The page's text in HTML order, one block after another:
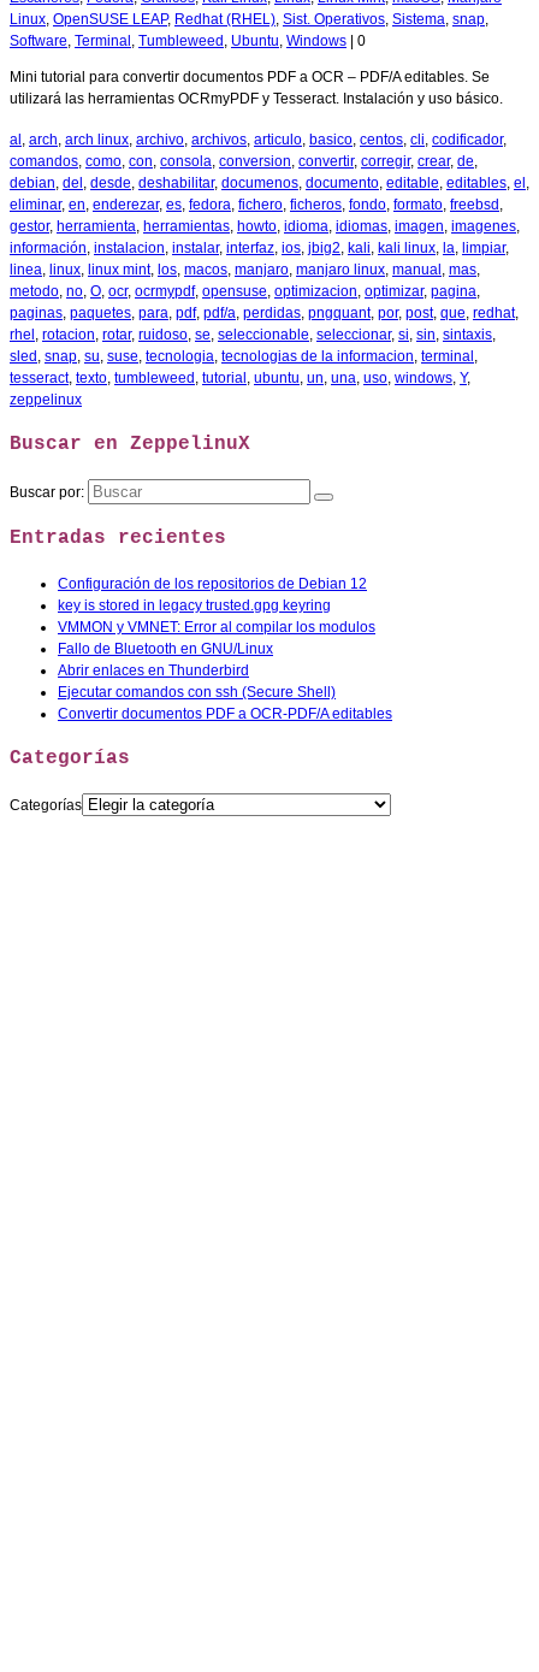
Linux, OpenSUSE LEAP, Redhat (RHEL), Sist. Operativos, Sistema, snap,
Software, Terminal , Tumbleweed , Ubuntu, Windows 0
Mini tutorial para convertir documentos PDF a OCR – PDF/A editables. Se
utilizará las herramientas OCRmyPDF y Tesseract. Instalación y uso básico.
al , arch, arch linux, archivo, archivos, articulo, basico, centos, cli, codificador,
comandos, como, con, consola, conversion, convertir, corregir, crear, de,
debian, del , desde, deshabilitar, documenos, documento, editable, editables, el ,
eliminar, en, enderezar, es, fedora, fichero, ficheros, fondo, formato, freebsd ,
gestor, herramienta, herramientas, howto, idioma, idiomas, imagen, imagenes,
información, instalacion, instalar, interfaz, ios, jbig2, kali, kali linux, la, limpiar,
linea, linux, linux mint, los, macos, manjaro, manjaro linux, manual , mas,
metodo, no, O, ocr, ocrmypdf, opensuse, optimizacion, optimizar, pagina,
paginas, paquetes, para, pdf, pdf/a, perdidas, pngquant, por, post, que, redhat,
rhel , rotacion, rotar, ruidoso, se, seleccionable, seleccionar, si, sin, sintaxis,
sled , snap, su, suse, tecnologia, tecnologias de la informacion, terminal ,
tesseract, texto, tumbleweed , tutorial , ubuntu, un, una, uso, windows, Y,
zeppelinux
Buscar en ZeppelinuX
Buscar por:
Entradas recientes
Configuración de los repositorios de Debian 12
key is stored in legacy trusted.gpg keyring
VMMON y VMNET: Error al compilar los modulos
Fallo de Bluetooth en GNU/Linux
Abrir enlaces en Thunderbird
Ejecutar comandos con ssh (Secure Shell)
Convertir documentos PDF a OCR-PDF/A editables
Categorías
Categorías